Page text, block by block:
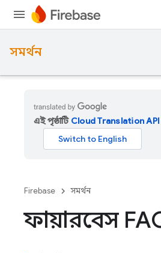
সমর্থন
এই পৃষ্ঠাটি Cloud Translation API
Firebase সমর্থন
ফায়ারবেস